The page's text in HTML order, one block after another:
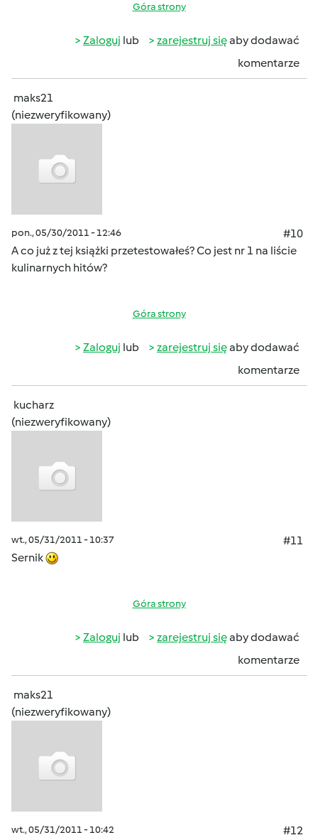
Góra strony
Zaloguj lub zarejestruj sięaby dodawać
komentarze
maks21
(niezweryfikowany)
pon., 05/30/2011 - 12:46
#10
A co już z tej książki przetestowałeś? Co jest nr 1 na liście
kulinarnych hitów?
Góra strony
Zaloguj lub zarejestruj sięaby dodawać
komentarze
kucharz
(niezweryfikowany)
wt., 05/31/2011 - 10:37
#11
Sernik
Góra strony
Zaloguj lub zarejestruj sięaby dodawać
komentarze
maks21
(niezweryfikowany)
wt., 05/31/2011 - 10:42
#12